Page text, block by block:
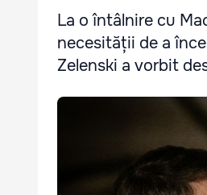
La o întâlnire cu
necesității de a
Zelenski a vorbit